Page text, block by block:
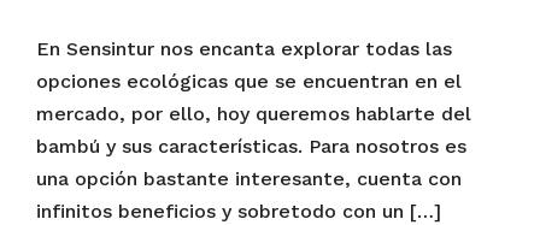
En Sensintur nos encanta explorar todas las
opciones ecológicas que se encuentran en el
mercado, por ello, hoy queremos hablarte del
bambú y sus características. Para nosotros es
una opción bastante interesante, cuenta con
infinitos beneficios y sobretodo con un […]